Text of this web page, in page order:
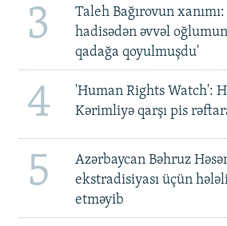
3
Taleh Bağırovun
hadisədən əvvəl oğlumun
qadağa qoyulmuşdu'
4
'Human Rights Watch':
Kərimliyə qarşı pis
5
Azərbaycan Bəhruz
ekstradisiyası üçün
etməyib